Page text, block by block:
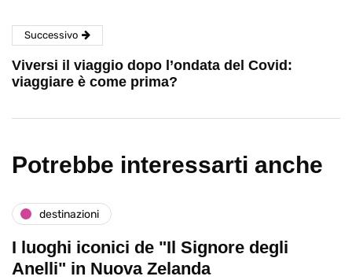
Successivo
Viversi il viaggio dopo l’ondata del Covid:
viaggiare è come prima?
Potrebbe interessarti anche
destinazioni
I luoghi iconici de "Il Signore degli
Anelli" in Nuova Zelanda